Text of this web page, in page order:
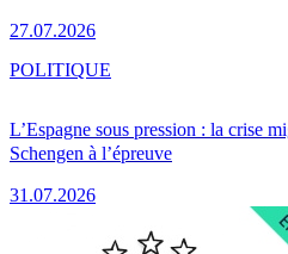
27.07.2026
L’Espagne sous pression : la crise
Schengen à l’épreuve
31.07.2026
POLITIQUE